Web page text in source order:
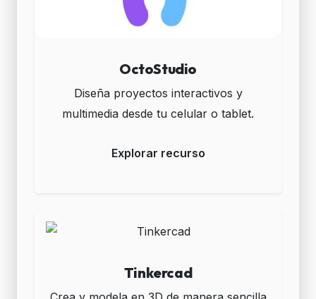
OctoStudio
Diseña proyectos interactivos y
multimedia desde tu celular o tablet.
Explorar recurso
Tinkercad